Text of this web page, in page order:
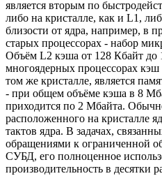
является вторым по
либо на кристалле, как и L1,
близости от ядра, например, в
старых процессорах - набор
Объём L2 кэша от 128 Кбайт
многоядерных процессорах кэш
том же кристалле, является
- при общем объёме кэша в 8
приходится по 2 Мбайта.
расположенного на кристалле
тактов ядра. В задачах,
обращениями к ограниченной
СУБД, его полноценное
производительность в десятки